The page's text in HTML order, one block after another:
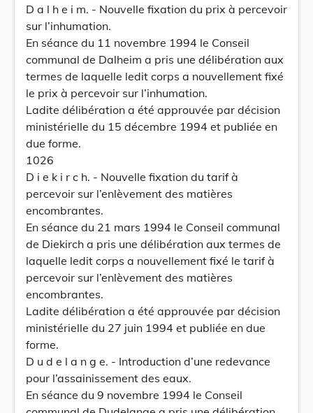
D a l h e i m. - Nouvelle fixation du prix à percevoir
sur l’inhumation.
En séance du 11 novembre 1994 le Conseil
communal de Dalheim a pris une délibération aux
termes de laquelle ledit corps a nouvellement fixé
le prix à percevoir sur l’inhumation.
Ladite délibération a été approuvée par décision
ministérielle du 15 décembre 1994 et publiée en
due forme.
1026
D i e k i r c h. - Nouvelle fixation du tarif à
percevoir sur l’enlèvement des matières
encombrantes.
En séance du 21 mars 1994 le Conseil communal
de Diekirch a pris une délibération aux termes de
laquelle ledit corps a nouvellement fixé le tarif à
percevoir sur l’enlèvement des matières
encombrantes.
Ladite délibération a été approuvée par décision
ministérielle du 27 juin 1994 et publiée en due
forme.
D u d e l a n g e. - Introduction d’une redevance
pour l’assainissement des eaux.
En séance du 9 novembre 1994 le Conseil